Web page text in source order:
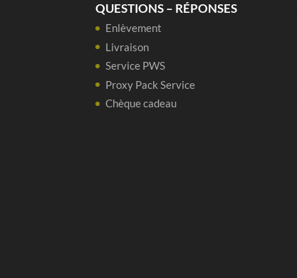
QUESTIONS – RÉPONSES
Enlèvement
Livraison
Service PWS
Proxy Pack Service
Chèque cadeau